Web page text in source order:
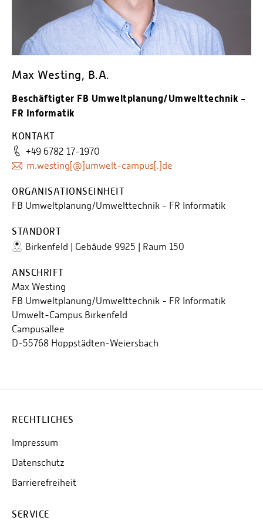
Personalvertretungen
Schwerbehindertenvertretungen
Informationssicherheit
Personalentwicklung
Max Westing, B.A.
Beschäftigter FB Umweltplanung/Umwelttechnik -
FR Informatik
KONTAKT
+49 6782 17-1970
m.westing[@]umwelt-campus[.]de
ORGANISATIONSEINHEIT
FB Umweltplanung/Umwelttechnik - FR Informatik
STANDORT
Birkenfeld | Gebäude 9925 | Raum 150
ANSCHRIFT
Max Westing
FB Umweltplanung/Umwelttechnik - FR Informatik
Umwelt-Campus Birkenfeld
Campusallee
D-55768 Hoppstädten-Weiersbach
RECHTLICHES
Impressum
Datenschutz
Barrierefreiheit
SERVICE